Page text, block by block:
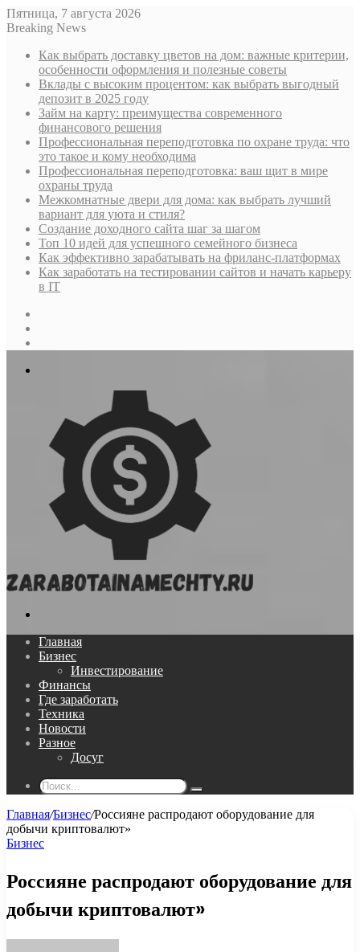
Пятница, 7 августа 2026
Breaking News
Как выбрать доставку цветов на дом: важные критерии,
особенности оформления и полезные советы
Вклады с высоким процентом: как выбрать выгодный
депозит в 2025 году
Займ на карту: преимущества современного
финансового решения
Профессиональная переподготовка по охране труда: что
это такое и кому необходима
Профессиональная переподготовка: ваш щит в мире
охраны труда
Межкомнатные двери для дома: как выбрать лучший
вариант для уюта и стиля?
Создание доходного сайта шаг за шагом
Топ 10 идей для успешного семейного бизнеса
Как эффективно зарабатывать на фриланс-платформах
Как заработать на тестировании сайтов и начать карьеру
в IT
Главная
Бизнес
Инвестирование
Финансы
Где заработать
Техника
Новости
Разное
Досуг
Поиск...
Главная/Бизнес/Россияне распродают оборудование для
добычи криптовалют»
Бизнес
Россияне распродают оборудование для
добычи криптовалют»